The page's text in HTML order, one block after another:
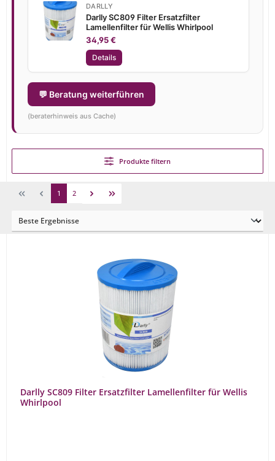
DARLLY
Darlly SC809 Filter Ersatzfilter
Lamellenfilter für Wellis Whirlpool
34,95 €
Details
💬 Beratung weiterführen
(beraterhinweis aus Cache)
Produkte filtern
1 2
Darlly SC809 Filter Ersatzfilter Lamellenfilter für Wellis
Whirlpool